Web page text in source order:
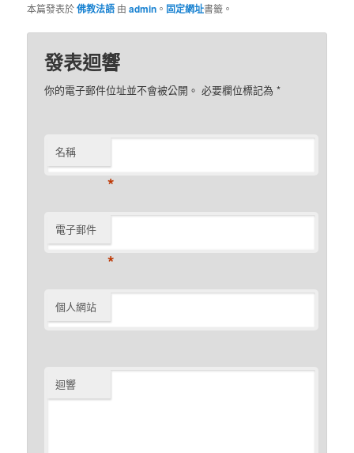
本篇發表於佛教法語 由admin 。 固定網址書籤。
發表迴響
你的電子郵件位址並不會被公開。 必要欄位標記為*
名稱
*
電子郵件
*
個人網站
迴響